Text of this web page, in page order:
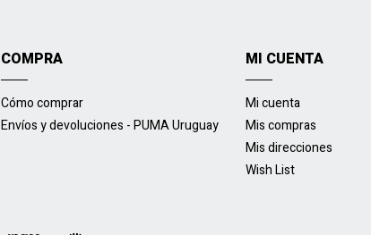
COMPRA
Cómo comprar
Envíos y devoluciones - PUMA Uruguay
MI CUENTA
Mi cuenta
Mis compras
Mis direcciones
Wish List